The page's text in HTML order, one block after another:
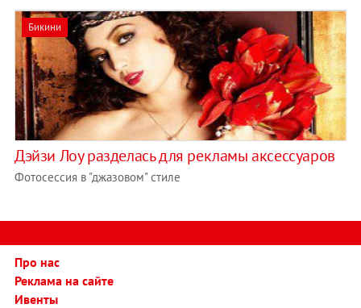
Бикини
Дэйзи Лоу разделась для рекламы аксессуаров
Фотосессия в "джазовом" стиле
Про нас
Реклама на сайте
Ивенты